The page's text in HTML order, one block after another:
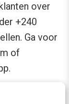
over
+240
Ga voor
of